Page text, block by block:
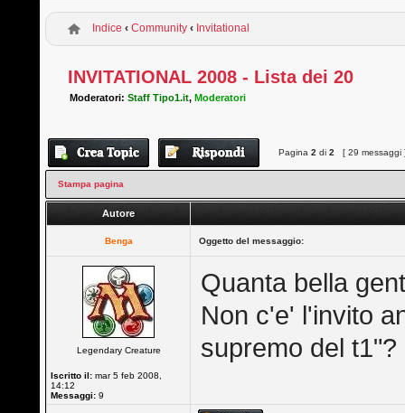
Indice ‹ Community ‹ Invitational
INVITATIONAL 2008 - Lista dei 20
Moderatori:Staff Tipo1.it,Moderatori
Pagina2 di2 [ 29 messaggi
Stampa pagina
Autore
Benga Oggetto del messaggio:
Legendary Creature
Iscritto il: mar 5 feb 2008,
14:12
Messaggi: 9
Quanta bella
Non c'e' l'invito
supremo del t1"?